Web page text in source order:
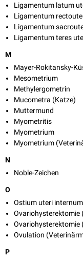
Ligamentum latum
Ligamentum
Ligamentum
Ligamentum teres
M
Mayer-Rokitansky-
Mesometrium
Methylergometrin
Mucometra (Katze)
Muttermund
Myometritis
Myometrium
Myometrium
N
Noble-Zeichen
O
Ostium uteri
Ovariohysterektomie
Ovariohysterektomie
Ovulation
P